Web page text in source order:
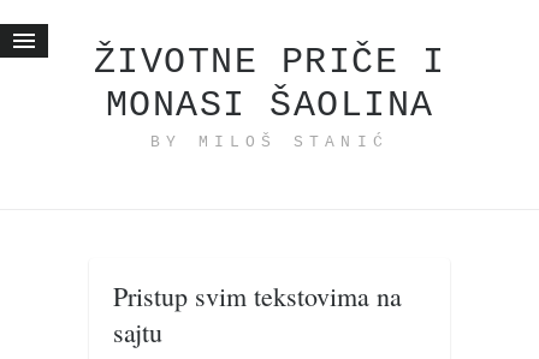
ŽIVOTNE PRIČE I
MONASI ŠAOLINA
BY MILOŠ STANIĆ
Životne priče
moj haiku
momenti i mesta
Pristup svim tekstovima na
sajtu